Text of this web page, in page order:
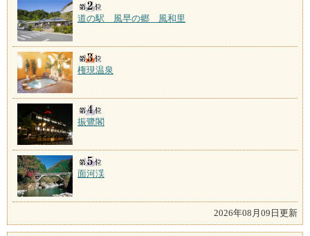
道の駅 風早の郷 風和里
権現温泉
振鷺閣
面河渓
2026年08月09日更新